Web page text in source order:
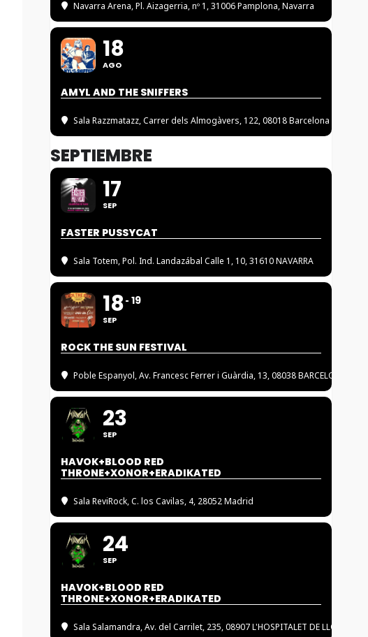
Navarra Arena, Pl. Aizagerria, nº 1, 31006 Pamplona, Navarra
18
AGO
AMYL AND THE SNIFFERS
Sala Razzmatazz, Carrer dels Almogàvers, 122, 08018 Barcelona
SEPTIEMBRE
17
SEP
FASTER PUSSYCAT
Sala Totem, Pol. Ind. Landazábal Calle 1, 10, 31610 NAVARRA
18
SEP
19
ROCK THE SUN FESTIVAL
Poble Espanyol, Av. Francesc Ferrer i Guàrdia, 13, 08038 BARCELONA
23
SEP
HAVOK+BLOOD RED
THRONE+XONOR+ERADIKATED
Sala ReviRock, C. los Cavilas, 4, 28052 Madrid
24
SEP
HAVOK+BLOOD RED
THRONE+XONOR+ERADIKATED
Sala Salamandra, Av. del Carrilet, 235, 08907 L'HOSPITALET DE LLOBREGAT